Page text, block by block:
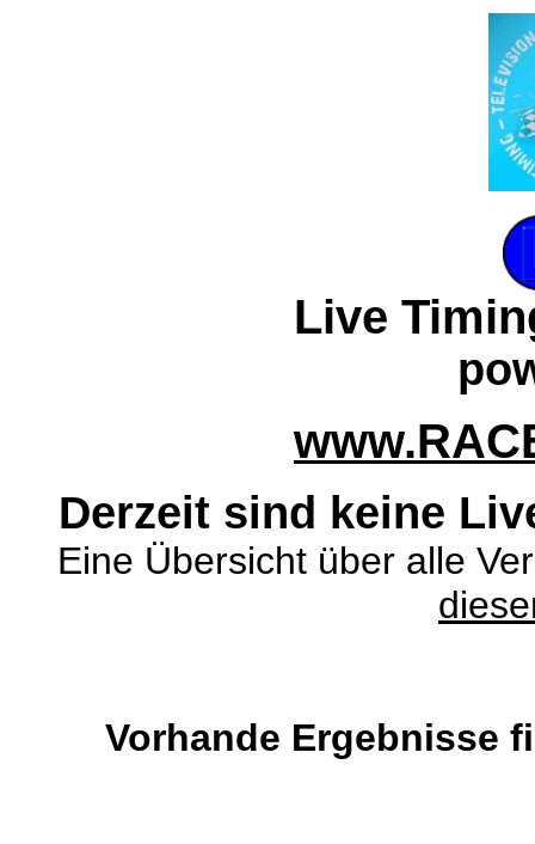
Live
Derzeit sind keine
Eine Übersicht über alle
Vorhande Ergebnisse